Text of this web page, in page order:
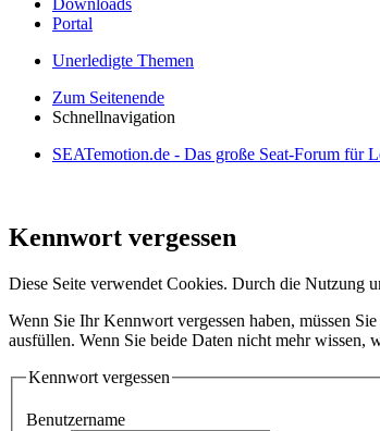
Downloads
Portal
Unerledigte Themen
Zum Seitenende
Schnellnavigation
SEATemotion.de - Das große Seat-Forum für
Kennwort vergessen
Diese Seite verwendet Cookies. Durch die Nutzung
Wenn Sie Ihr Kennwort vergessen haben, müssen
ausfüllen. Wenn Sie beide Daten nicht mehr wissen,
Kennwort vergessen
Benutzername